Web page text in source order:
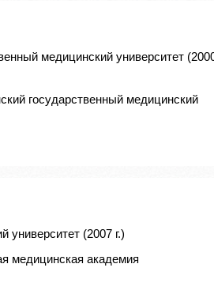
медицинский университет
государственный медицинский
университет (2007 г.)
медицинская академия